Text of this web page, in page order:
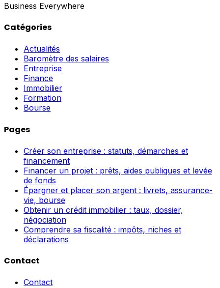
Business Everywhere
Catégories
Actualités
Baromètre des salaires
Entreprise
Finance
Immobilier
Formation
Bourse
Pages
Créer son entreprise : statuts, démarches et
financement
Financer un projet : prêts, aides publiques et levée
de fonds
Épargner et placer son argent : livrets, assurance-
vie, bourse
Obtenir un crédit immobilier : taux, dossier,
négociation
Comprendre sa fiscalité : impôts, niches et
déclarations
Contact
Contact